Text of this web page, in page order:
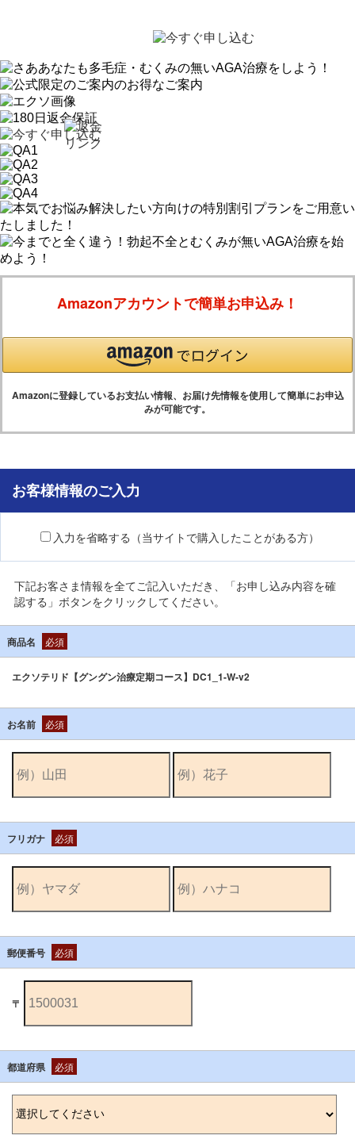
Amazonアカウントで簡単お申込み！
Amazonに登録しているお支払い情報、お届け先情報を使用して簡単にお申込
みが可能です。
お客様情報のご入力
入力を省略する（当サイトで購入したことがある方）
下記お客さま情報を全てご記入いただき、「お申し込み内容を確
認する」ボタンをクリックしてください。
商品名 必須
エクソテリド【グングン治療定期コース】DC1_1-W-v2
お名前 必須
フリガナ 必須
郵便番号 必須
〒
都道府県 必須